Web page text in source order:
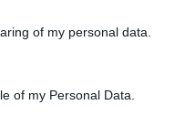
of my personal data.
of my Personal Data.